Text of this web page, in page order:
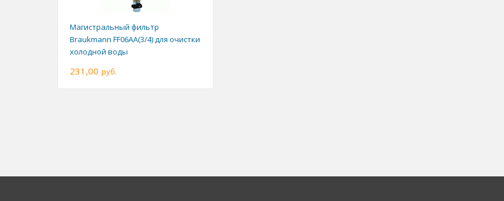
Магистральный фильтр
Braukmann FF06AA(3/4) для очистки
холодной воды
231,00 руб.